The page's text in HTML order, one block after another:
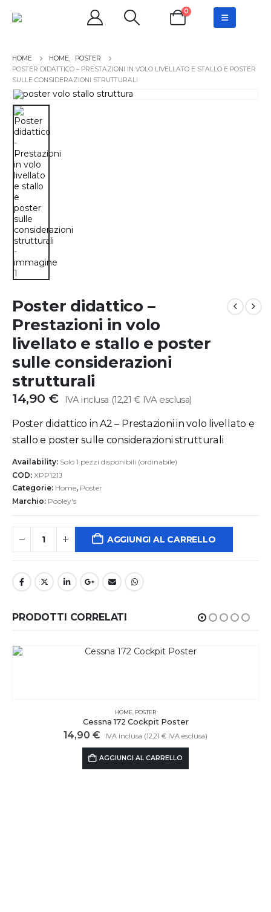
0
HOME,
POSTER
POSTER DIDATTICO – PRESTAZIONI IN VOLO LIVELLATO E STALLO E POSTER
SULLE CONSIDERAZIONI STRUTTURALI
Poster didattico –
Prestazioni in volo
livellato e stallo e poster
sulle considerazioni
strutturali
14,90€ IVA inclusa (12,21 € IVA esclusa)
Poster didattico in A2 – Prestazioni in volo livellato e
stallo e poster sulle considerazioni strutturali
Availability: Solo 1 pezzi disponibili (ordinabile)
COD: XPP121J
Categorie: Home, Poster
Marchio: Pooley's
AGGIUNGI AL CARRELLO
PRODOTTI CORRELATI
HOME,POSTER
Cessna 172 Cockpit Poster
14,90€ IVA inclusa (12,21€IVA esclusa)
AGGIUNGI AL CARRELLO